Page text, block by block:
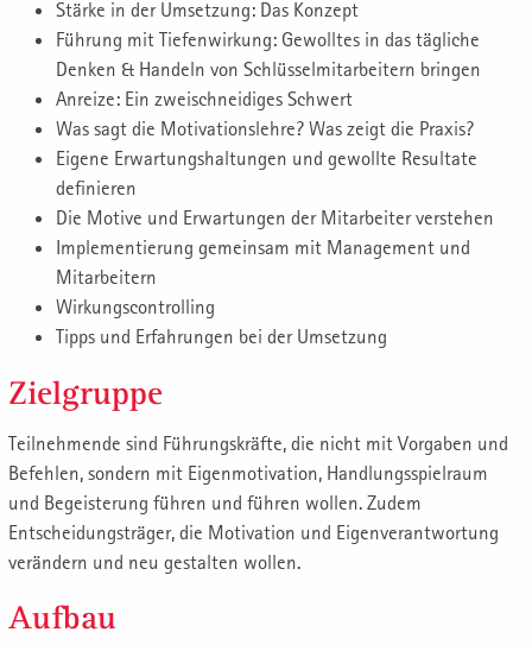
Stärke in der Umsetzung: Das Konzept
Führung mit Tiefenwirkung: Gewolltes in das tägliche
Denken & Handeln von Schlüsselmitarbeitern bringen
Anreize: Ein zweischneidiges Schwert
Was sagt die Motivationslehre? Was zeigt die Praxis?
Eigene Erwartungshaltungen und gewollte Resultate
definieren
Die Motive und Erwartungen der Mitarbeiter verstehen
Implementierung gemeinsam mit Management und
Mitarbeitern
Wirkungscontrolling
Tipps und Erfahrungen bei der Umsetzung
Zielgruppe
Teilnehmende sind Führungskräfte, die nicht mit Vorgaben und
Befehlen, sondern mit Eigenmotivation, Handlungsspielraum
und Begeisterung führen und führen wollen. Zudem
Entscheidungsträger, die Motivation und Eigenverantwortung
verändern und neu gestalten wollen.
Aufbau